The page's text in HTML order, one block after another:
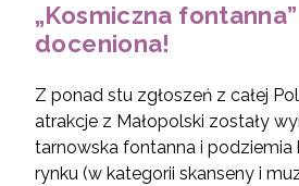
„Kosmiczna
doceniona!
Z ponad stu zgłoszeń z całej
atrakcje z Małopolski zostały
tarnowska fontanna i podziemia
rynku (w kategorii skanseny i